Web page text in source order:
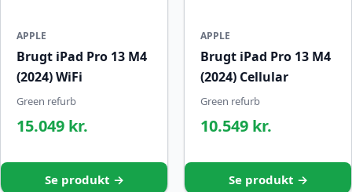
APPLE
Brugt iPad Pro 13 M4
(2024) WiFi
Green refurb
15.049 kr.
Se produkt →
APPLE
Brugt iPad Pro 13 M4
(2024) Cellular
Green refurb
10.549 kr.
Se produkt →